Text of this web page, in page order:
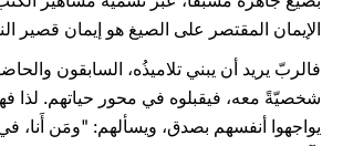
الإيمان المقتصر على الصيغ هو إيمان قصير
فالربّ يريد أن يبني تلاميذُه، السابقون
شخصيّةً معه، فيقبلوه في محور حياتهم. لذا
يواجهوا أنفسهم بصدق، ويسألهم: "ومَن أَنا،